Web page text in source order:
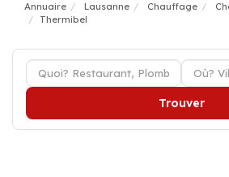
Annuaire Lausanne Chauffage
Thermibel
Trouver